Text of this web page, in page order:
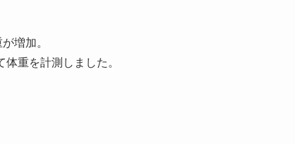
増加。
重を計測しました。